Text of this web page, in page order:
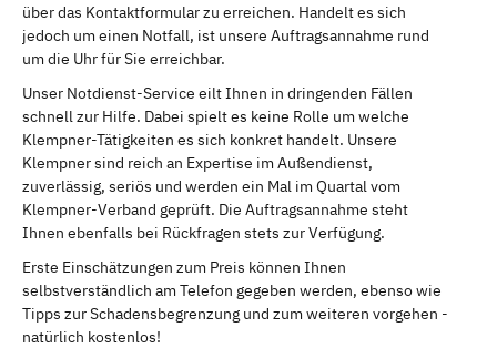
über das Kontaktformular zu erreichen. Handelt es sich
jedoch um einen Notfall, ist unsere Auftragsannahme rund
um die Uhr für Sie erreichbar.
Unser Notdienst-Service eilt Ihnen in dringenden Fällen
schnell zur Hilfe. Dabei spielt es keine Rolle um welche
Klempner-Tätigkeiten es sich konkret handelt. Unsere
Klempner sind reich an Expertise im Außendienst,
zuverlässig, seriös und werden ein Mal im Quartal vom
Klempner-Verband geprüft. Die Auftragsannahme steht
Ihnen ebenfalls bei Rückfragen stets zur Verfügung.
Erste Einschätzungen zum Preis können Ihnen
selbstverständlich am Telefon gegeben werden, ebenso wie
Tipps zur Schadensbegrenzung und zum weiteren vorgehen -
natürlich kostenlos!